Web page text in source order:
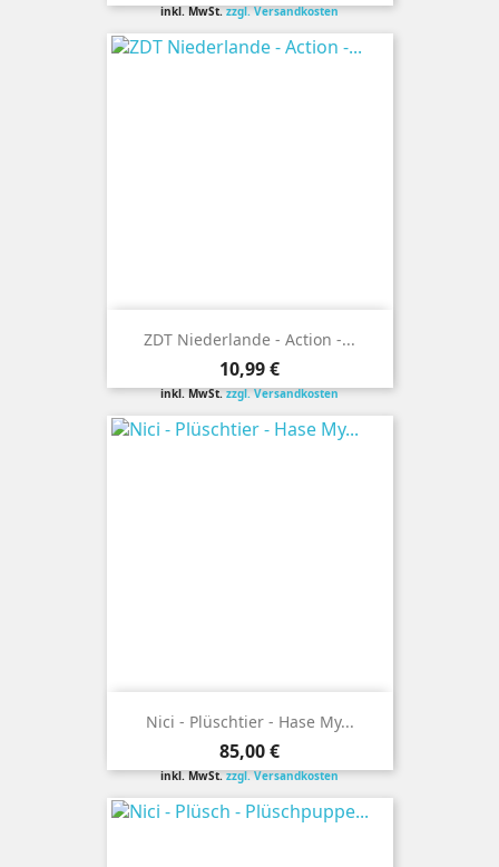
inkl. MwSt.zzgl. Versandkosten
ZDT Niederlande - Action -...
Preis
10,99 €
inkl. MwSt.zzgl. Versandkosten
Nici - Plüschtier - Hase My...
Preis
85,00 €
inkl. MwSt.zzgl. Versandkosten